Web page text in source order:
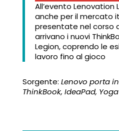
All’evento Lenovation
anche per il mercato
presentate nel corso
arrivano i nuovi
Legion, coprendo le
lavoro fino al gioco
Sorgente: Lenovo porta
ThinkBook, IdeaPad,